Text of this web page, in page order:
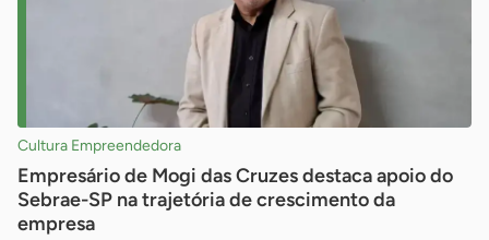
Cultura Empreendedora
Empresário de Mogi das Cruzes destaca apoio do
Sebrae-SP na trajetória de crescimento da
empresa